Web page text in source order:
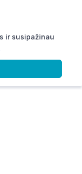
ir susipažinau